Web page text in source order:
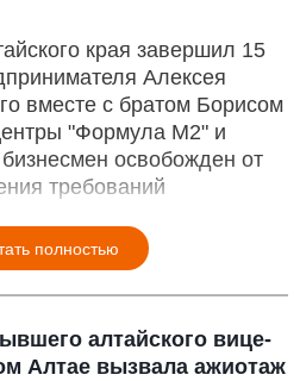
края завершил 15
Алексея
вместе с братом Борисом
"Формула М2" и
освобожден от
требований
полностью
алтайского вице-
Алтае вызвала ажиотаж